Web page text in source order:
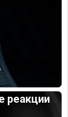
реакции